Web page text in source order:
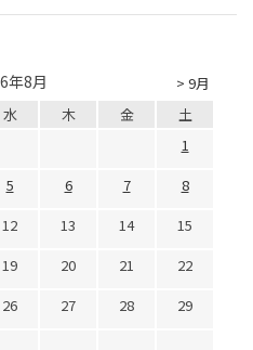
> 9月
年8月
水 木 金
土
1
5 6 7
8
12 13 14
15
19 20 21
22
26 27 28
29